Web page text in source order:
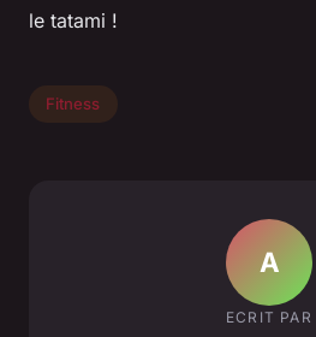
le tatami !
Fitness
A
ECRIT PAR